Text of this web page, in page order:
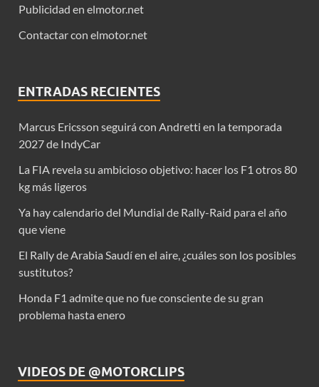
Publicidad en elmotor.net
Contactar con elmotor.net
ENTRADAS RECIENTES
Marcus Ericsson seguirá con Andretti en la temporada
2027 de IndyCar
La FIA revela su ambicioso objetivo: hacer los F1 otros 80
kg más ligeros
Ya hay calendario del Mundial de Rally-Raid para el año
que viene
El Rally de Arabia Saudí en el aire, ¿cuáles son los posibles
sustitutos?
Honda F1 admite que no fue consciente de su gran
problema hasta enero
VIDEOS DE @MOTORCLIPS